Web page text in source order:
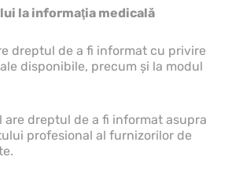
la informaţia medicală
dreptul de a fi informat cu privire
disponibile, precum şi la modul
are dreptul de a fi informat asupra
profesional al furnizorilor de